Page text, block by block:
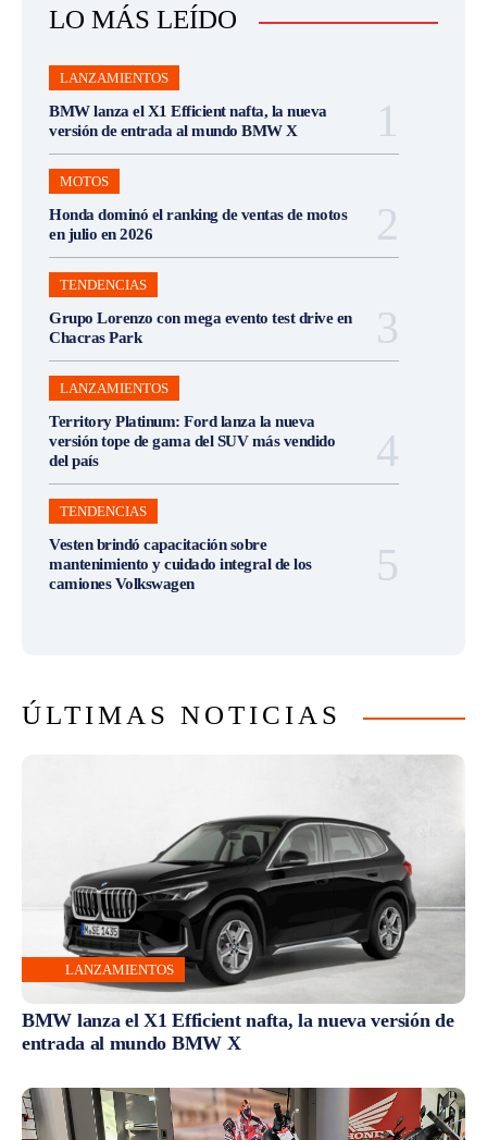
LO MÁS LEÍDO
LANZAMIENTOS
BMW lanza el X1 Efficient nafta, la nueva
versión de entrada al mundo BMW X
MOTOS
Honda dominó el ranking de ventas de motos
en julio en 2026
TENDENCIAS
Grupo Lorenzo con mega evento test drive en
Chacras Park
LANZAMIENTOS
Territory Platinum: Ford lanza la nueva
versión tope de gama del SUV más vendido
del país
TENDENCIAS
Vesten brindó capacitación sobre
mantenimiento y cuidado integral de los
camiones Volkswagen
ÚLTIMAS NOTICIAS
LANZAMIENTOS
BMW lanza el X1 Efficient nafta, la nueva versión de
entrada al mundo BMW X